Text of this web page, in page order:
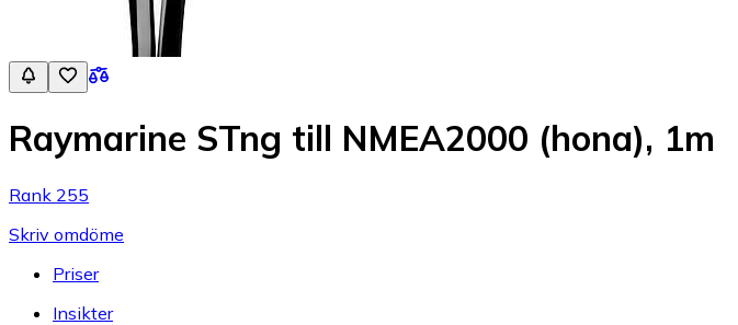
Raymarine STng till NMEA2000 (hona), 1m
Rank 255
Skriv omdöme
Priser
Insikter